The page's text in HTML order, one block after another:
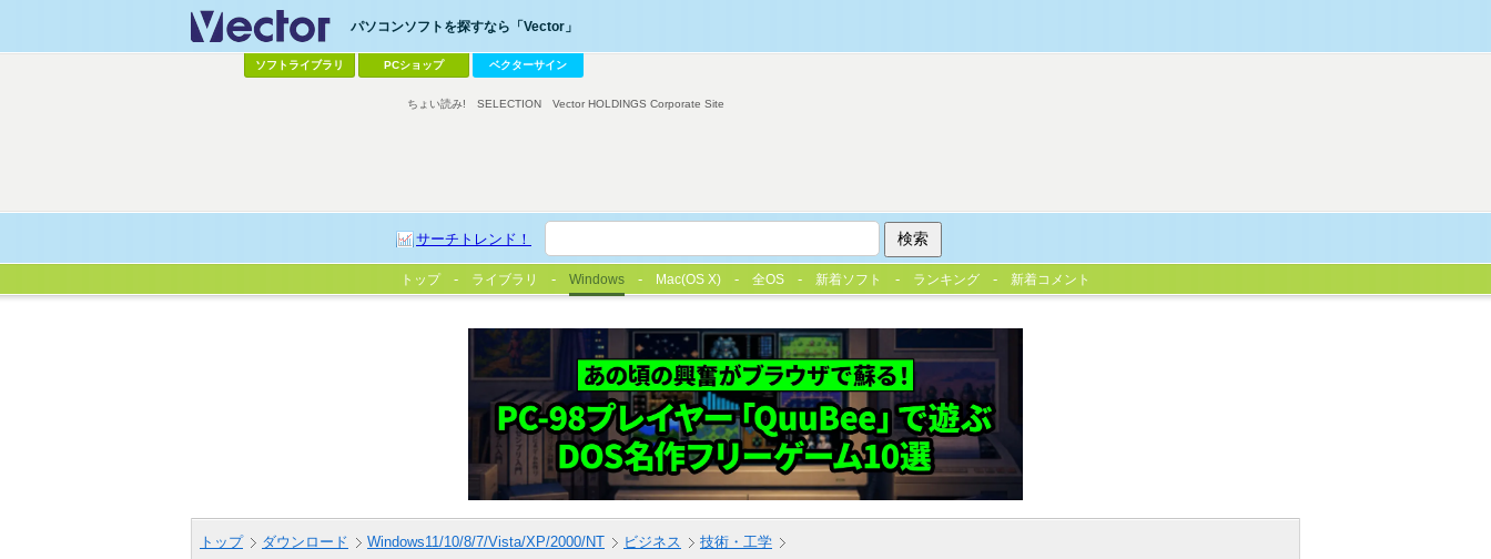
パソコンソフトを探すなら「Vector」
ソフトライブラリ PCショップ ベクターサイン
サーチトレンド！
ちょい読み! SELECTION Vector HOLDINGS Corporate Site
トップ ライブラリ Windows Mac(OS X) 全OS 新着ソフト ランキング 新着コメント
トップ ダウンロード Windows11/10/8/7/Vista/XP/2000/NT ビジネス 技術・工学